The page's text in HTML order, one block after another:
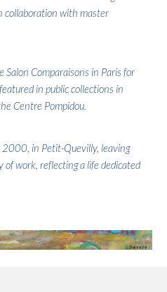
collaboration with master
Salon Comparaisons in Paris for
in public collections in
Centre Pompidou.
in Petit-Quevilly, leaving
of work, reflecting a life dedicated